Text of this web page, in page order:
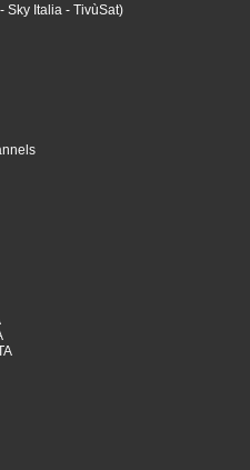
- Sky Italia - TivùSat)